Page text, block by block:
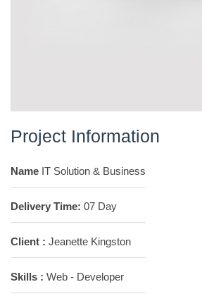
Project Information
Name IT Solution & Business
Delivery Time: 07 Day
Client : Jeanette Kingston
Skills : Web - Developer